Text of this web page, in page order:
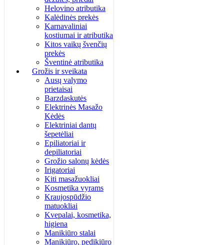
Helovino atributika
Kalėdinės prekės
Karnavaliniai
kostiumai ir atributika
Kitos vaikų švenčių
prekės
Šventinė atributika
Grožis ir sveikata
Ausų valymo
prietaisai
Barzdaskutės
Elektrinės Masažo
Kėdės
Elektriniai dantų
šepetėliai
Epiliatoriai ir
depiliatoriai
Grožio salonų kėdės
Irigatoriai
Kiti masažuokliai
Kosmetika vyrams
Kraujospūdžio
matuokliai
Kvepalai, kosmetika,
higiena
Manikiūro stalai
Manikiūro, pedikiūro